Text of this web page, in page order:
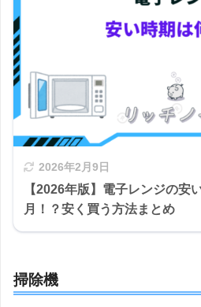
2026年2月9日
【2026年版】電子レンジの安
月！？安く買う方法まとめ
掃除機